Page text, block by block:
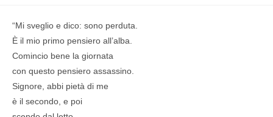
“Mi sveglio e dico: sono perduta.
È il mio primo pensiero all’alba.
Comincio bene la giornata
con questo pensiero assassino.
Signore, abbi pietà di me
è il secondo, e poi